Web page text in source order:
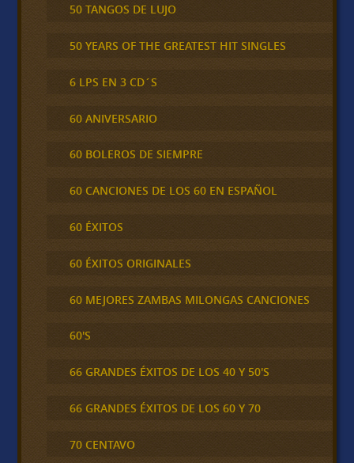
50 TANGOS DE LUJO
50 YEARS OF THE GREATEST HIT SINGLES
6 LPS EN 3 CD´S
60 ANIVERSARIO
60 BOLEROS DE SIEMPRE
60 CANCIONES DE LOS 60 EN ESPAÑOL
60 ÉXITOS
60 ÉXITOS ORIGINALES
60 MEJORES ZAMBAS MILONGAS CANCIONES
60'S
66 GRANDES ÉXITOS DE LOS 40 Y 50'S
66 GRANDES ÉXITOS DE LOS 60 Y 70
70 CENTAVO